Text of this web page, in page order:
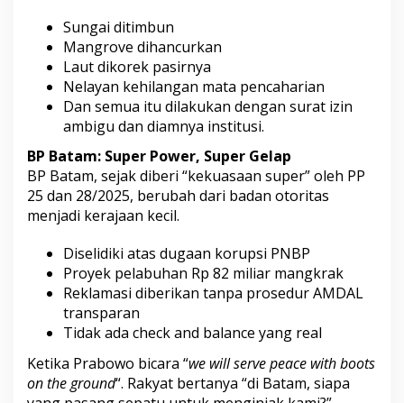
Sungai ditimbun
Mangrove dihancurkan
Laut dikorek pasirnya
Nelayan kehilangan mata pencaharian
Dan semua itu dilakukan dengan surat izin
ambigu dan diamnya institusi.
BP Batam: Super Power, Super Gelap
BP Batam, sejak diberi “kekuasaan super” oleh PP
25 dan 28/2025, berubah dari badan otoritas
menjadi kerajaan kecil.
Diselidiki atas dugaan korupsi PNBP
Proyek pelabuhan Rp 82 miliar mangkrak
Reklamasi diberikan tanpa prosedur AMDAL
transparan
Tidak ada check and balance yang real
Ketika Prabowo bicara “we will serve peace with boots
on the ground“. Rakyat bertanya “di Batam, siapa